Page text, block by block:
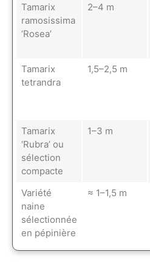
Tamarix
ramosissima
‘Rosea’
2–4 m
Tamarix
tetrandra
1,5–2,5 m
Tamarix
‘Rubra’ ou
sélection
compacte
1–3 m
Variété
naine
sélectionnée
en pépinière
≈ 1–1,5 m